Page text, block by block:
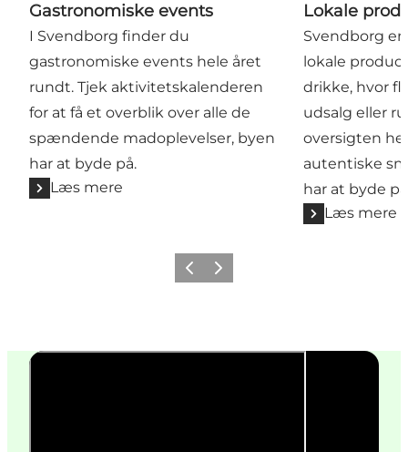
Gastronomiske events
I Svendborg finder du
gastronomiske events hele året
rundt. Tjek aktivitetskalenderen
for at få et overblik over alle de
spændende madoplevelser, byen
har at byde på.
Læs mere
Lokale
Svendborg
lokale
drikke, hvor
udsalg eller
oversigten
autentiske
har at byde
Læs mere
Forrige billede
Næste billede